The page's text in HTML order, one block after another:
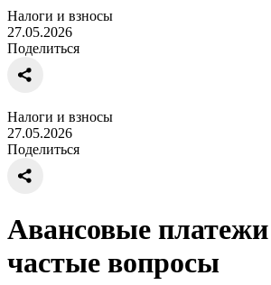
Налоги и взносы
27.05.2026
Поделиться
Налоги и взносы
27.05.2026
Поделиться
Авансовые
частые вопросы